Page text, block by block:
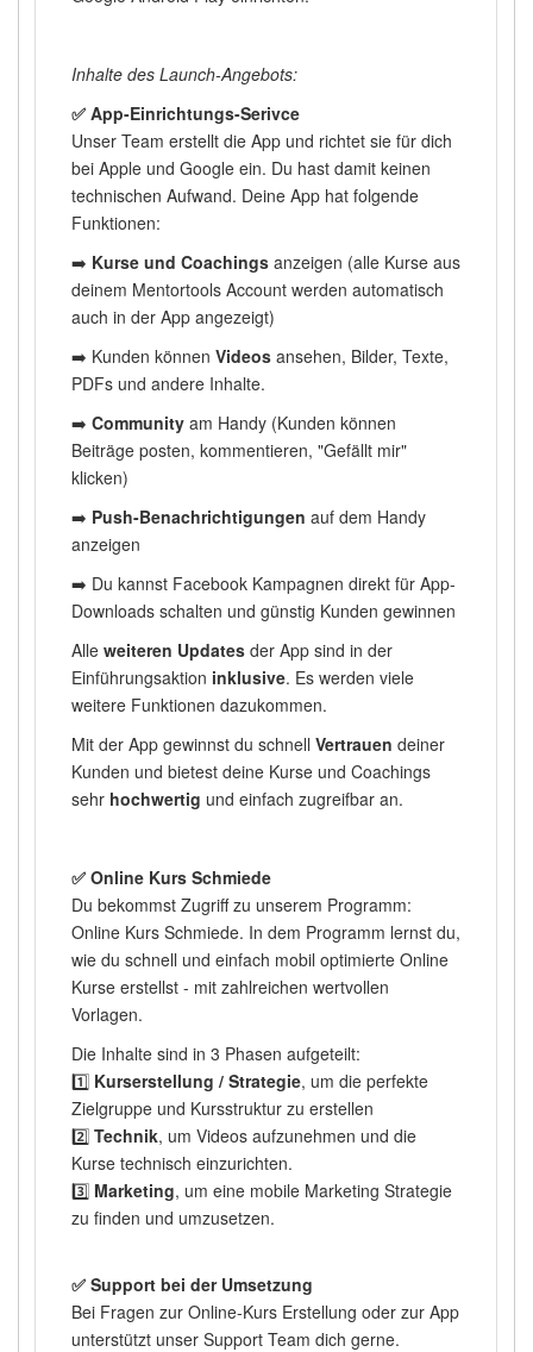
Inhalte des Launch-Angebots:
✅ App-Einrichtungs-Serivce
Unser Team erstellt die App und richtet sie für dich
bei Apple und Google ein. Du hast damit keinen
technischen Aufwand. Deine App hat folgende
Funktionen:
➡️ Kurse und Coachings anzeigen (alle Kurse aus
deinem Mentortools Account werden automatisch
auch in der App angezeigt)
➡️ Kunden könnenVideos ansehen, Bilder, Texte,
PDFs und andere Inhalte.
➡️Community am Handy (Kunden können
Beiträge posten, kommentieren, "Gefällt mir"
klicken)
➡️ Push-Benachrichtigungen auf dem Handy
anzeigen
➡️ Du kannst Facebook Kampagnen direkt für App-
Downloads schalten und günstig Kunden gewinnen
Alleweiteren Updates der App sind in der
Einführungsaktion inklusive. Es werden viele
weitere Funktionen dazukommen.
Mit der App gewinnst du schnellVertrauen deiner
Kunden und bietest deine Kurse und Coachings
sehr hochwertig und einfach zugreifbar an.
✅ Online Kurs Schmiede
Du bekommst Zugriff zu unserem Programm:
Online Kurs Schmiede. In dem Programm lernst du,
wie du schnell und einfach mobil optimierte Online
Kurse erstellst - mit zahlreichen wertvollen
Vorlagen.
Die Inhalte sind in 3 Phasen aufgeteilt:
1️⃣ Kurserstellung / Strategie, um die perfekte
Zielgruppe und Kursstruktur zu erstellen
2️⃣Technik, um Videos aufzunehmen und die
Kurse technisch einzurichten.
3️⃣ Marketing, um eine mobile Marketing Strategie
zu finden und umzusetzen.
✅ Support bei der Umsetzung
Bei Fragen zur Online-Kurs Erstellung oder zur App
unterstützt unser Support Team dich gerne.